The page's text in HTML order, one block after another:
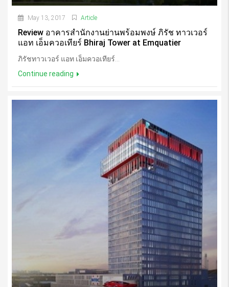
May 13, 2017 Article
Review อาคารสำนักงานย่านพร้อมพงษ์ ภิรัช ทาวเวอร์
แอท เอ็มควอเทียร์ Bhiraj Tower at Emquatier
ภิรัชทาวเวอร์ แอท เอ็มควอเทียร์...
Continue reading